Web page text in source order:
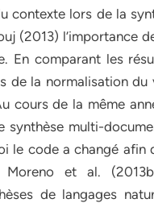
contexte lors de la
(2013) l’importance
En comparant les
de la normalisation du
cours de la même
synthèse multi-
le code a changé afin
Moreno et al.
de langages